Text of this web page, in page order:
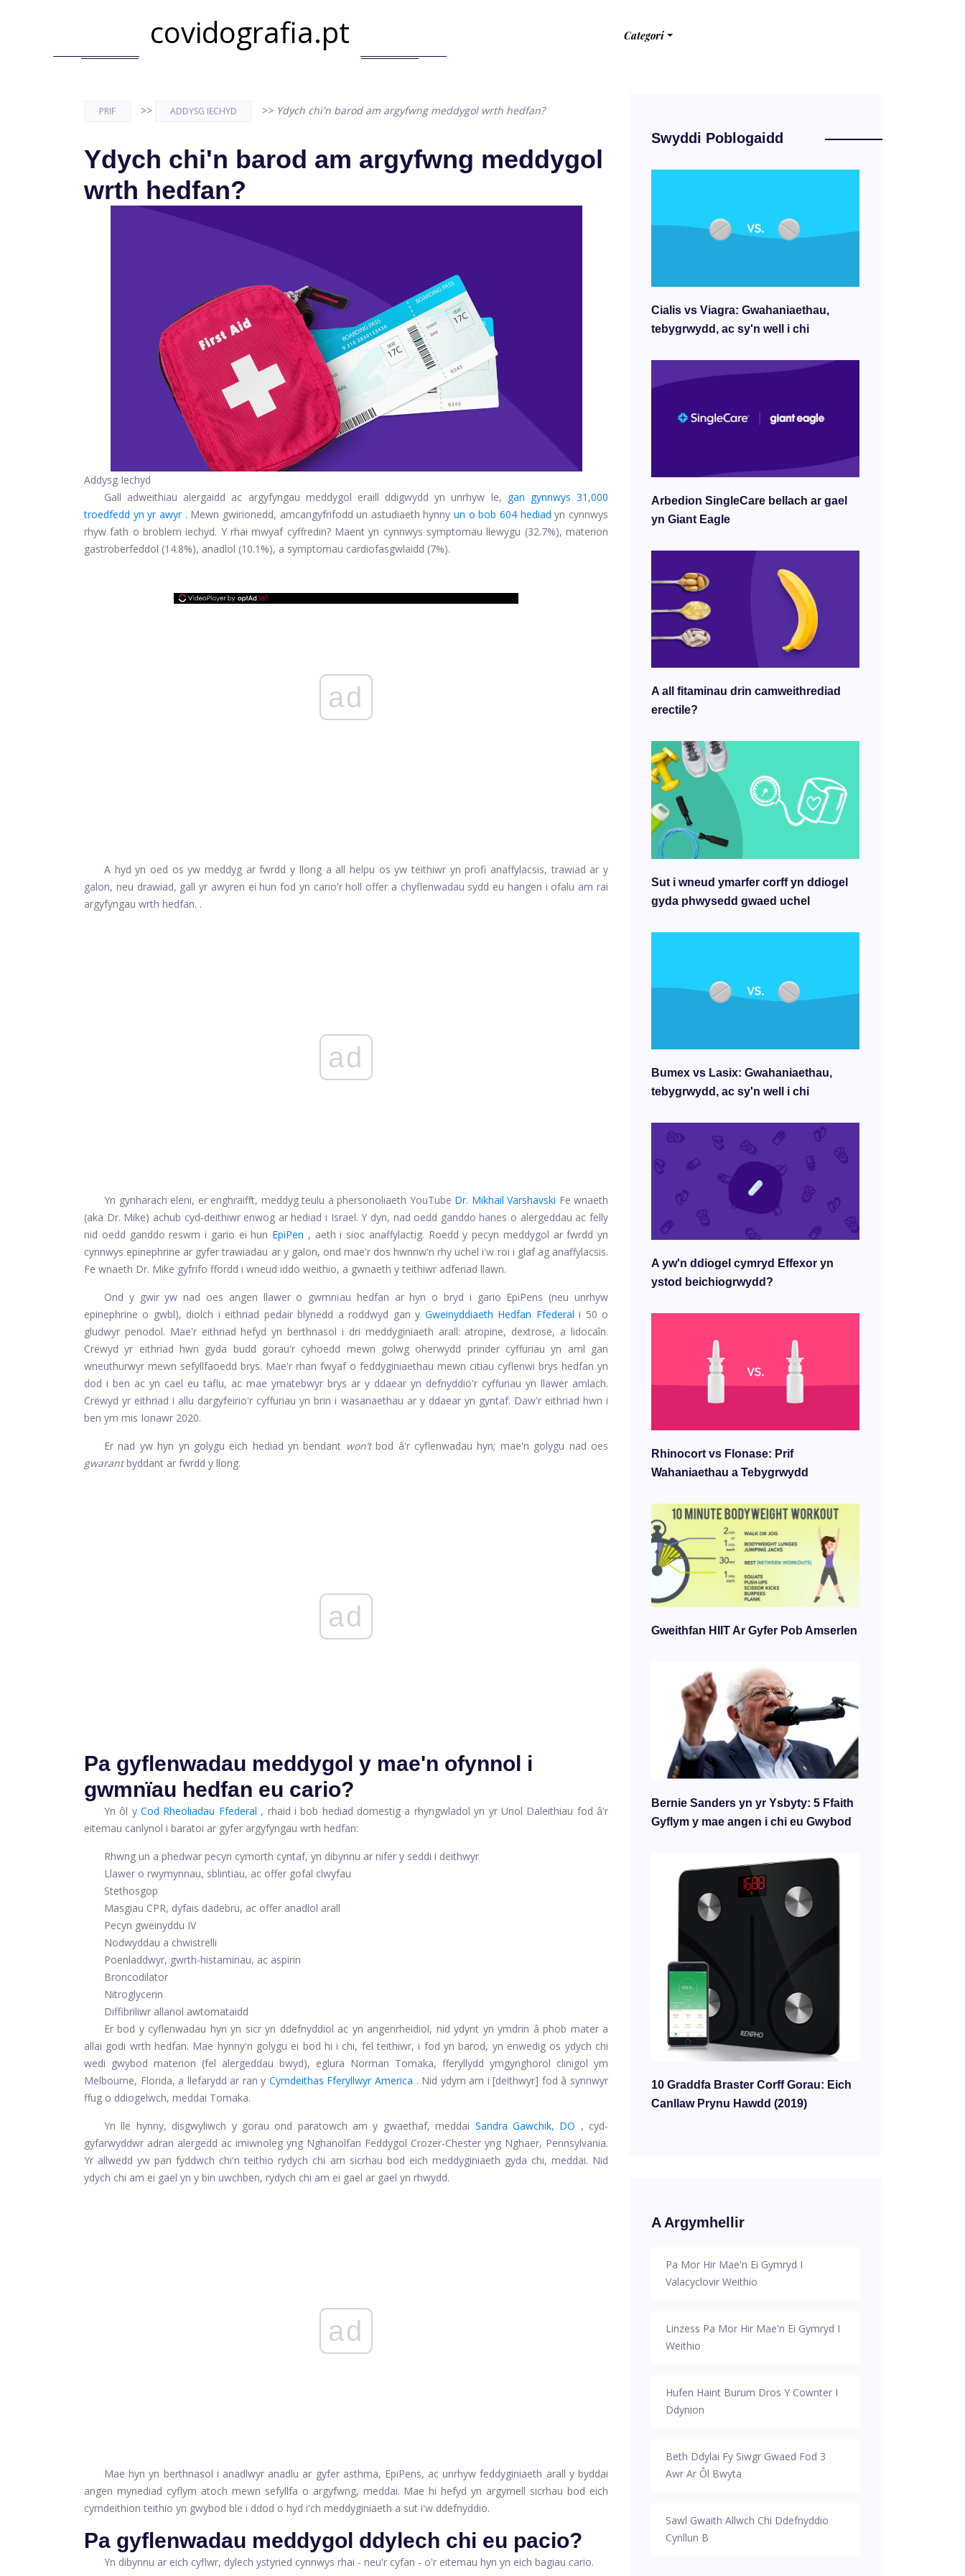
covidografia.pt Categori
PRIF >> ADDYSG IECHYD >> Ydych chi'n barod am argyfwng meddygol wrth hedfan?
Ydych chi'n barod am argyfwng meddygol
wrth hedfan?
Addysg Iechyd
Gall adweithiau alergaidd ac argyfyngau meddygol eraill ddigwydd yn unrhyw le, gan gynnwys 31,000
troedfedd yn yr awyr . Mewn gwirionedd, amcangyfrifodd un astudiaeth hynny un o bob 604 hediad yn cynnwys
rhyw fath o broblem iechyd. Y rhai mwyaf cyffredin? Maent yn cynnwys symptomau llewygu (32.7%), materion
gastroberfeddol (14.8%), anadlol (10.1%), a symptomau cardiofasgwlaidd (7%).
ad
A hyd yn oed os yw meddyg ar fwrdd y llong a all helpu os yw teithiwr yn profi anaffylacsis, trawiad ar y
galon, neu drawiad, gall yr awyren ei hun fod yn cario'r holl offer a chyflenwadau sydd eu hangen i ofalu am rai
argyfyngau wrth hedfan. .
ad
Yn gynharach eleni, er enghraifft, meddyg teulu a phersonoliaeth YouTube Dr. Mikhail Varshavski Fe wnaeth
(aka Dr. Mike) achub cyd-deithiwr enwog ar hediad i Israel. Y dyn, nad oedd ganddo hanes o alergeddau ac felly
nid oedd ganddo reswm i gario ei hun EpiPen , aeth i sioc anaffylactig. Roedd y pecyn meddygol ar fwrdd yn
cynnwys epinephrine ar gyfer trawiadau ar y galon, ond mae'r dos hwnnw'n rhy uchel i'w roi i glaf ag anaffylacsis.
Fe wnaeth Dr. Mike gyfrifo ffordd i wneud iddo weithio, a gwnaeth y teithiwr adferiad llawn.
Ond y gwir yw nad oes angen llawer o gwmnïau hedfan ar hyn o bryd i gario EpiPens (neu unrhyw
epinephrine o gwbl), diolch i eithriad pedair blynedd a roddwyd gan y Gweinyddiaeth Hedfan Ffederal i 50 o
gludwyr penodol. Mae'r eithriad hefyd yn berthnasol i dri meddyginiaeth arall: atropine, dextrose, a lidocaîn.
Crëwyd yr eithriad hwn gyda budd gorau'r cyhoedd mewn golwg oherwydd prinder cyffuriau yn aml gan
wneuthurwyr mewn sefyllfaoedd brys. Mae'r rhan fwyaf o feddyginiaethau mewn citiau cyflenwi brys hedfan yn
dod i ben ac yn cael eu taflu, ac mae ymatebwyr brys ar y ddaear yn defnyddio'r cyffuriau yn llawer amlach.
Crëwyd yr eithriad i allu dargyfeirio'r cyffuriau yn brin i wasanaethau ar y ddaear yn gyntaf. Daw'r eithriad hwn i
ben ym mis Ionawr 2020.
Er nad yw hyn yn golygu eich hediad yn bendant won’t bod â'r cyflenwadau hyn; mae'n golygu nad oes
gwarant byddant ar fwrdd y llong.
ad
Pa gyflenwadau meddygol y mae'n ofynnol i
gwmnïau hedfan eu cario?
Yn ôl y Cod Rheoliadau Ffederal , rhaid i bob hediad domestig a rhyngwladol yn yr Unol Daleithiau fod â'r
eitemau canlynol i baratoi ar gyfer argyfyngau wrth hedfan:
Rhwng un a phedwar pecyn cymorth cyntaf, yn dibynnu ar nifer y seddi i deithwyr
Llawer o rwymynnau, sblintiau, ac offer gofal clwyfau
Stethosgop
Masgiau CPR, dyfais dadebru, ac offer anadlol arall
Pecyn gweinyddu IV
Nodwyddau a chwistrelli
Poenladdwyr, gwrth-histaminau, ac aspirin
Broncodilator
Nitroglycerin
Diffibriliwr allanol awtomataidd
Er bod y cyflenwadau hyn yn sicr yn ddefnyddiol ac yn angenrheidiol, nid ydynt yn ymdrin â phob mater a
allai godi wrth hedfan. Mae hynny'n golygu ei bod hi i chi, fel teithiwr, i fod yn barod, yn enwedig os ydych chi
wedi gwybod materion (fel alergeddau bwyd), eglura Norman Tomaka, fferyllydd ymgynghorol clinigol ym
Melbourne, Florida, a llefarydd ar ran y Cymdeithas Fferyllwyr America . Nid ydym am i [deithwyr] fod â synnwyr
ffug o ddiogelwch, meddai Tomaka.
Yn lle hynny, disgwyliwch y gorau ond paratowch am y gwaethaf, meddai Sandra Gawchik, DO , cyd-
gyfarwyddwr adran alergedd ac imiwnoleg yng Nghanolfan Feddygol Crozer-Chester yng Nghaer, Pennsylvania.
Yr allwedd yw pan fyddwch chi'n teithio rydych chi am sicrhau bod eich meddyginiaeth gyda chi, meddai. Nid
ydych chi am ei gael yn y bin uwchben, rydych chi am ei gael ar gael yn rhwydd.
ad
Mae hyn yn berthnasol i anadlwyr anadlu ar gyfer asthma, EpiPens, ac unrhyw feddyginiaeth arall y byddai
angen mynediad cyflym atoch mewn sefyllfa o argyfwng, meddai. Mae hi hefyd yn argymell sicrhau bod eich
cymdeithion teithio yn gwybod ble i ddod o hyd i'ch meddyginiaeth a sut i'w ddefnyddio.
Pa gyflenwadau meddygol ddylech chi eu pacio?
Yn dibynnu ar eich cyflwr, dylech ystyried cynnwys rhai - neu'r cyfan - o'r eitemau hyn yn eich bagiau cario.
Swyddi Poblogaidd
Cialis vs Viagra: Gwahaniaethau,
tebygrwydd, ac sy'n well i chi
Arbedion SingleCare bellach ar gael
yn Giant Eagle
A all fitaminau drin camweithrediad
erectile?
Sut i wneud ymarfer corff yn ddiogel
gyda phwysedd gwaed uchel
Bumex vs Lasix: Gwahaniaethau,
tebygrwydd, ac sy'n well i chi
A yw'n ddiogel cymryd Effexor yn
ystod beichiogrwydd?
Rhinocort vs Flonase: Prif
Wahaniaethau a Tebygrwydd
Gweithfan HIIT Ar Gyfer Pob Amserlen
Bernie Sanders yn yr Ysbyty: 5 Ffaith
Gyflym y mae angen i chi eu Gwybod
10 Graddfa Braster Corff Gorau: Eich
Canllaw Prynu Hawdd (2019)
A Argymhellir
Pa Mor Hir Mae'n Ei Gymryd I
Valacyclovir Weithio
Linzess Pa Mor Hir Mae'n Ei Gymryd I
Weithio
Hufen Haint Burum Dros Y Cownter I
Ddynion
Beth Ddylai Fy Siwgr Gwaed Fod 3
Awr Ar Ôl Bwyta
Sawl Gwaith Allwch Chi Ddefnyddio
Cynllun B